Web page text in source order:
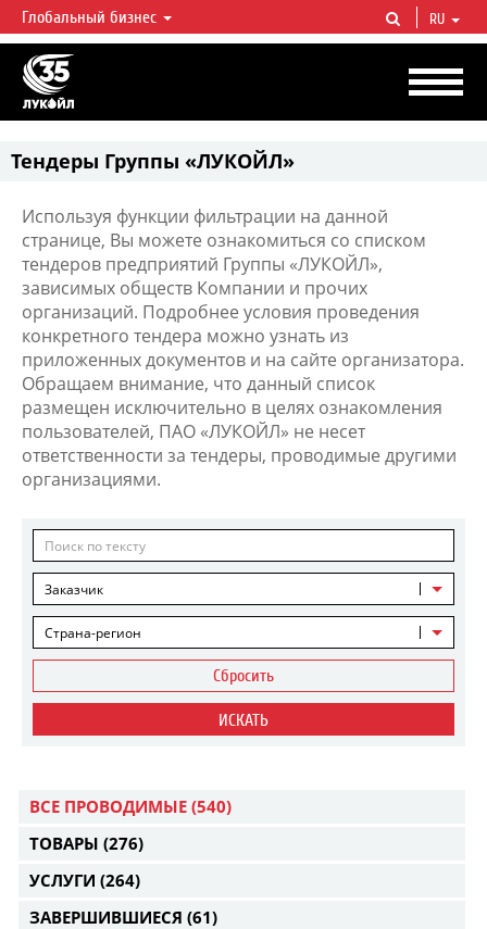
ЛУКОЙЛ СЕГОДНЯ
ЛУКОЙЛ — одна из крупнейших вертикально интегрированных
нефтегазовых компаний в мире, на долю которой приходится более 2%
мировой добычи нефти и около 1% доказанных запасов углеводородов.
Глобальный бизнес RU
Тендеры Группы «ЛУКОЙЛ»
Используя функции фильтрации на данной
странице, Вы можете ознакомиться со списком
тендеров предприятий Группы «ЛУКОЙЛ»,
зависимых обществ Компании и прочих
организаций. Подробнее условия проведения
конкретного тендера можно узнать из
приложенных документов и на сайте организатора.
Обращаем внимание, что данный список
размещен исключительно в целях ознакомления
пользователей, ПАО «ЛУКОЙЛ» не несет
ответственности за тендеры, проводимые другими
организациями.
Заказчик
Страна-регион
Сбросить
ИСКАТЬ
ВСЕ ПРОВОДИМЫЕ (540)
ТОВАРЫ (276)
УСЛУГИ (264)
ЗАВЕРШИВШИЕСЯ (61)